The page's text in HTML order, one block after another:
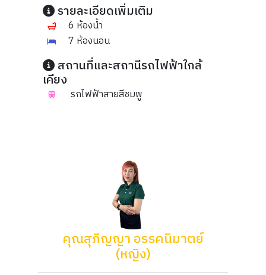
รายละเอียดเพิ่มเติม
6 ห้องน้ำ
7 ห้องนอน
สถานที่และสถานีรถไฟฟ้าใกล้
เคียง
รถไฟฟ้าสายสีชมพู
คุณสุภิญญา อรรคนิมาตย์
(หญิง)